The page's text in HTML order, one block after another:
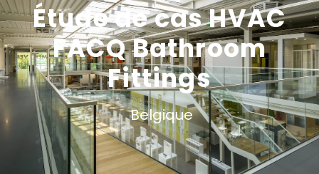
Étude de cas HVAC
FACQ Bathroom
Fittings
Belgique